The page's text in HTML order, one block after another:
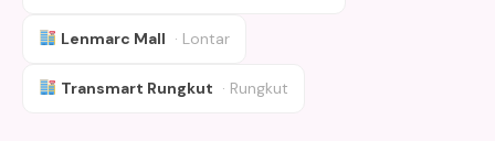
Lenmarc Mall · Lontar
Transmart Rungkut · Rungkut